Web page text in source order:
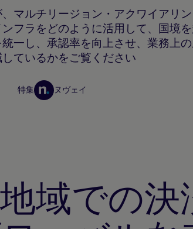
マルチリージョン・アクワイアリン
フラをどのように活用して、国境を
一し、承認率を向上させ、業務上
しているかをご覧ください
特集 ヌヴェイ
域での決